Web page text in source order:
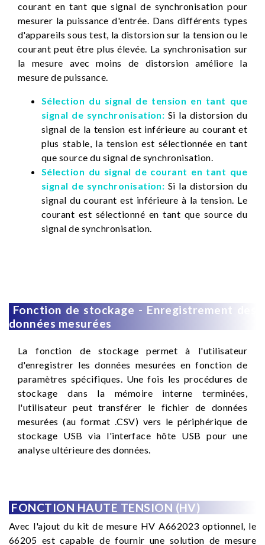
courant en tant que signal de synchronisation pour
mesurer la puissance d'entrée. Dans différents types
d'appareils sous test, la distorsion sur la tension ou le
courant peut être plus élevée. La synchronisation sur
la mesure avec moins de distorsion améliore la
mesure de puissance.
Sélection du signal de tension en tant que
signal de synchronisation: Si la distorsion du
signal de la tension est inférieure au courant et
plus stable, la tension est sélectionnée en tant
que source du signal de synchronisation.
Sélection du signal de courant en tant que
signal de synchronisation: Si la distorsion du
signal du courant est inférieure à la tension. Le
courant est sélectionné en tant que source du
signal de synchronisation.
Fonction de stockage - Enregistrement des
données mesurées
La fonction de stockage permet à l'utilisateur
d'enregistrer les données mesurées en fonction de
paramètres spécifiques. Une fois les procédures de
stockage dans la mémoire interne terminées,
l'utilisateur peut transférer le fichier de données
mesurées (au format .CSV) vers le périphérique de
stockage USB via l'interface hôte USB pour une
analyse ultérieure des données.
FONCTION HAUTE TENSION (HV)
Avec l'ajout du kit de mesure HV A662023 optionnel, le
66205 est capable de fournir une solution de mesure